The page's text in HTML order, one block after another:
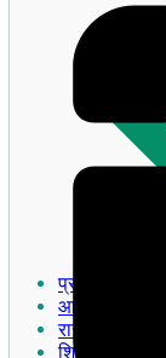
प्रमुख खबरे
आदिवासी
राजनीति
शिक्षा